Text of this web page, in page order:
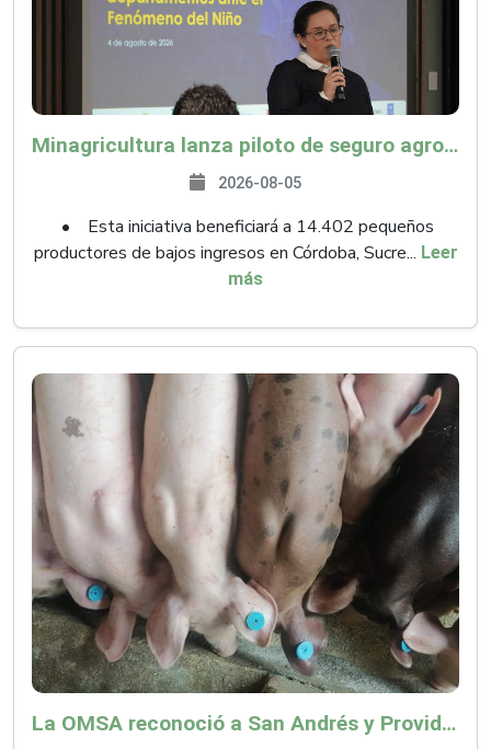
Minagricultura lanza piloto de seguro agropecuario por $9.625 millones para proteger a más de 14.000 pequeños productores contra riesgos del Fenómeno de El Niño
2026-08-05
• Esta iniciativa beneficiará a 14.402 pequeños
productores de bajos ingresos en Córdoba, Sucre... Leer
más
La OMSA reconoció a San Andrés y Providencia como zona libre de Peste Porcina Clásica (PPC)